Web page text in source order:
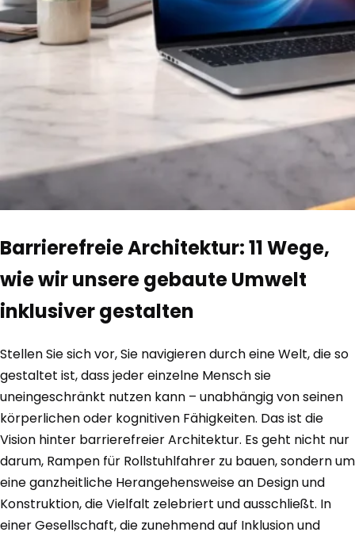
Barrierefreie Architektur: 11 Wege,
wie wir unsere gebaute Umwelt
inklusiver gestalten
Stellen Sie sich vor, Sie navigieren durch eine Welt, die so
gestaltet ist, dass jeder einzelne Mensch sie
uneingeschränkt nutzen kann – unabhängig von seinen
körperlichen oder kognitiven Fähigkeiten. Das ist die
Vision hinter barrierefreier Architektur. Es geht nicht nur
darum, Rampen für Rollstuhlfahrer zu bauen, sondern um
eine ganzheitliche Herangehensweise an Design und
Konstruktion, die Vielfalt zelebriert und ausschließt. In
einer Gesellschaft, die zunehmend auf Inklusion und